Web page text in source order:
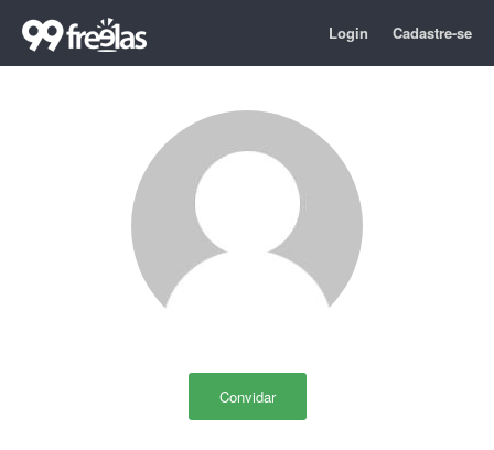
Login Cadastre-se
Convidar